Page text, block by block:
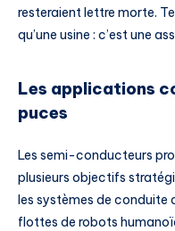
resteraient lettre morte.
qu’une usine : c’est une
Les applications
puces
Les semi-conducteurs
plusieurs objectifs
les systèmes de conduite
flottes de robots